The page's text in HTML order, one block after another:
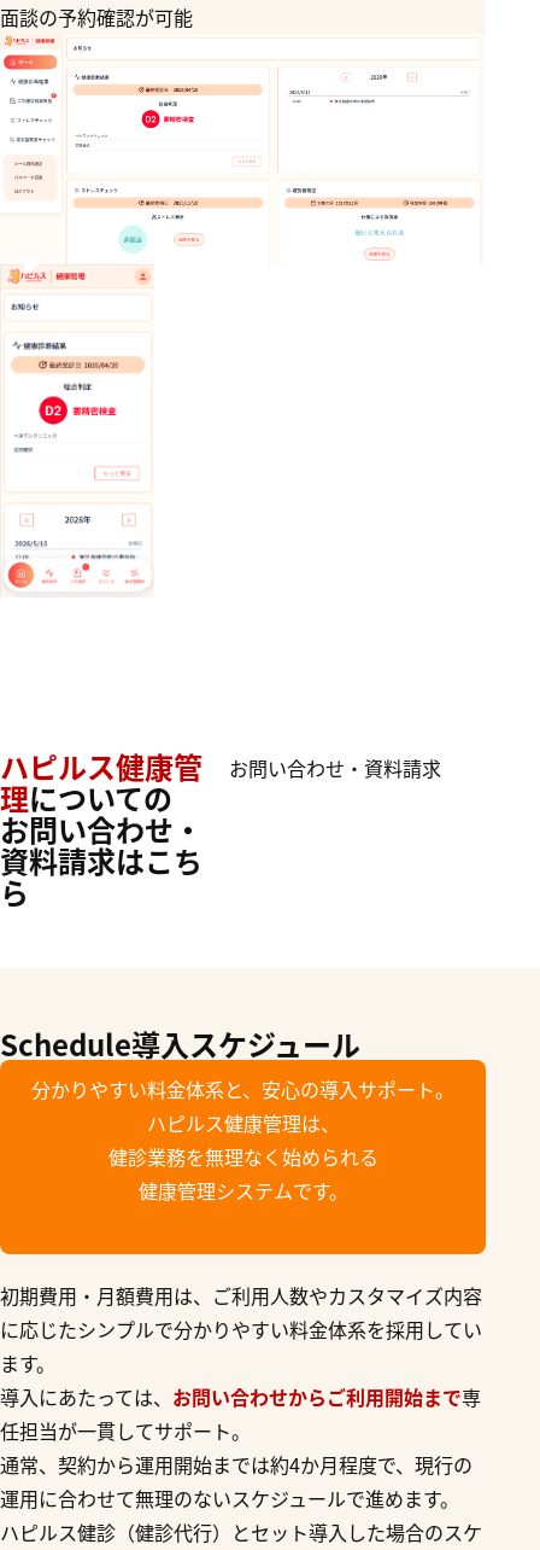
面談の予約確認が可能
ハピルス健康管
理についての
お問い合わせ・
資料請求はこち
ら
お問い合わせ・資料請求
Schedule導入スケジュール
分かりやすい料金体系と、安心の導入サポート。
ハピルス健康管理は、
健診業務を無理なく始められる
健康管理システムです。
初期費用・月額費用は、ご利用人数やカスタマイズ内容
に応じたシンプルで分かりやすい料金体系を採用してい
ます。
導入にあたっては、 お問い合わせからご利用開始まで専
任担当が一貫してサポート。
通常、契約から運用開始までは約4か月程度で、現行の
運用に合わせて無理のないスケジュールで進めます。
ハピルス健診（健診代行）とセット導入した場合のスケ